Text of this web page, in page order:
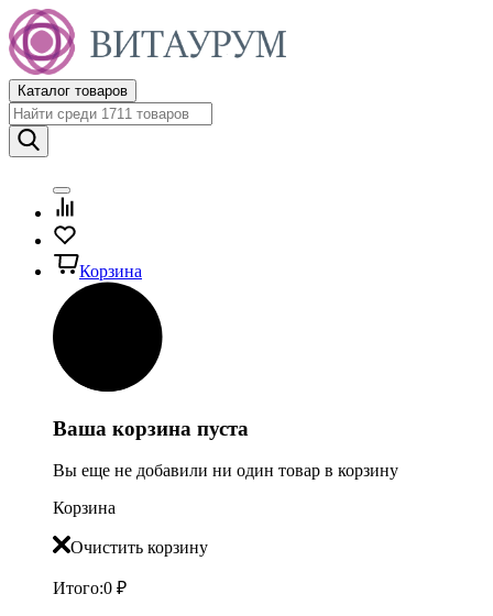
Каталог товаров
Корзина
Ваша корзина пуста
Вы еще не добавили ни один товар в корзину
Корзина
Очистить корзину
Итого:0 ₽